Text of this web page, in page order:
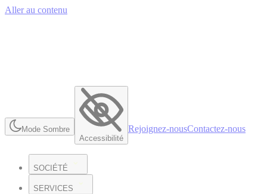
Aller au contenu
Mode Sombre
Accessibilité
Rejoignez-nousContactez-nous
SOCIÉTÉ
SERVICES